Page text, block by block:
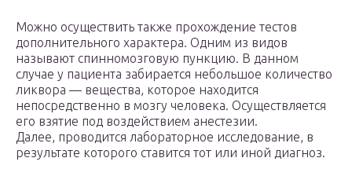
Можно осуществить также прохождение тестов
дополнительного характера. Одним из видов
называют спинномозговую пункцию. В данном
случае у пациента забирается небольшое количество
ликвора — вещества, которое находится
непосредственно в мозгу человека. Осуществляется
его взятие под воздействием анестезии.
Далее, проводится лабораторное исследование, в
результате которого ставится тот или иной диагноз.